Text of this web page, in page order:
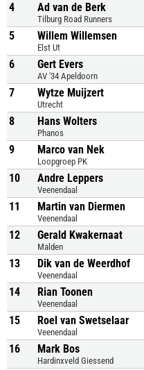
4 Ad van de Berk
Tilburg Road Runners
5 Willem Willemsen
Elst Ut
6 Gert Evers
AV '34 Apeldoorn
7 Wytze Muijzert
Utrecht
8 Hans Wolters
Phanos
9 Marco van Nek
Loopgroep PK
10 Andre Leppers
Veenendaal
11 Martin van Diermen
Veenendaal
12 Gerald Kwakernaat
Malden
13 Dik van de Weerdhof
Veenendaal
14 Rian Toonen
Veenendaal
15 Roel van Swetselaar
Veenendaal
16 Mark Bos
Hardinxveld Giessend